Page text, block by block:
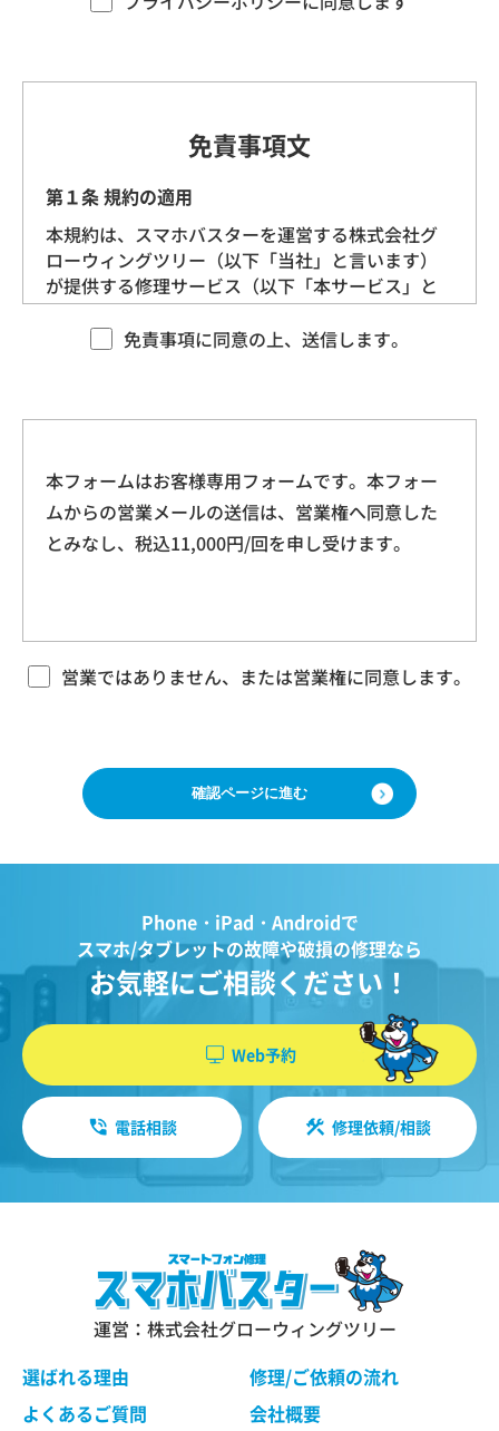
す。）を定めます。
第1条（プライバシー情報）
人情報保護法にいう「個人情報」を指すものと
し、生存する個人に関する情報であって、当該
号、連絡先その他の記述等により特定の個人を
識別できる情報を指します。
プライバシー情報のうち「履歴情報および特性
情報」とは、上記に定める「個人情報」以外の
ド、ご利用日時、ご利用の方法、ご利用環境、
郵便番号や性別、職業、年齢、ユーザーのIPア
ドレス、クッキー情報、位置情報、端末の個体
識別情報などを指します。
当社は、ユーザーが利用する際に氏名、生年月
号などの個人情報をお尋ねすることがありま
す。また、ユーザーと提携先などとの間でなさ
済に関する情報を当社の提携先（情報提供元、
携先｣といいます。）などから収集することがあ
ります。
当社は、ユーザーについて、利用したサービス
やソフトウエア、購入した商品、閲覧したペー
ジや広告の履歴、検索した検索キーワード、利
用日時、利用方法、利用環境（携帯端末を通じ
てご利用の場合の当該端末の通信状態、利用に
際しての各種設定情報なども含みます）、IPア
ドレス、クッキー情報、位置情報、端末の個体
識別情報などの履歴情報および特性情報を、ユ
はページを閲覧する際に収集します。
第３条（個人情報を収集・利用する目的）
当社が個人情報を収集・利用する目的は、以下の
とおりです。
免責事項文
第１条 規約の適用
本規約は、スマホバスターを運営する株式会社グ
ローウィングツリー（以下「当社」と言います）
が提供する修理サービス（以下「本サービス」と
言います）に適用される基本的な条件を定めるも
のです。 当社は、本規約に沿ってお客様に本サー
ご利用くださいますようお願いいたします。
第２条 契約の成立
本規約に基づく本サービスに関する契約は、お客
様が修理をご希望になる携帯電話（以下「修理依
て必要事項および本サービス提供の可否等を確認
の後、当社がお客様のご依頼を承諾することをも
サービスを提供できない場合があり、当社の任意
の判断でご依頼をお断りする場合がございますの
当社は、お客様の携帯電話が故障した場合、その
機能・性能を修復・維持することを目的として、
本サービスを提供致します。お客様の利用目的や
機能・性能に関する特別のご要望等に合致する状
態にすることをお約束するものではありません。
修理依頼品の点検作業の結果、その状態・状況に
よっては修理等の処理ができない場合があります
ので、ご了承ください。 当社は、お客様の修理依
頼品の状態、故障部分あるいは当社の事情によ
り、修理による対応が不可能、困難または合理的
の製品・異機種を含みます）（以下「交換品」と
言います）と修理依頼品との交換をもって、本サ
ービスの提供とさせていただく場合がございま
す。交換品との交換にご同意いただけない場合
として取り扱わせていただきます。
免責事項に同意の上、送信します。
本フォームはお客様専用フォームです。本フォー
ムからの営業メールの送信は、営業権へ同意した
とみなし、税込11,000円/回を申し受けます。
営業ではありません、または営業権に同意します。
Phone・iPad・Androidで
スマホ/タブレットの故障や破損の修理なら
お気軽にご相談ください！
Web予約
電話相談 修理依頼/相談
運営：株式会社グローウィングツリー
選ばれる理由
修理/ご依頼の流れ
よくあるご質問
会社概要